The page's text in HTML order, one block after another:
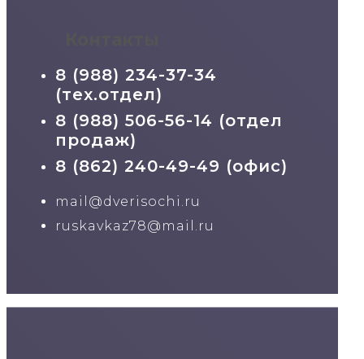
8 (988) 234-37-34
(тех.отдел)
8 (988) 506-56-14 (отдел
продаж)
8 (862) 240-49-49 (офис)
mail@dverisochi.ru
ruskavkaz78@mail.ru